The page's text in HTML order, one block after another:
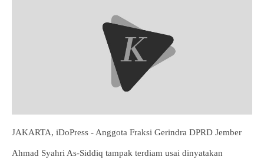
JAKARTA, iDoPress - Anggota Fraksi Gerindra DPRD Jember
Ahmad Syahri As-Siddiq tampak terdiam usai dinyatakan